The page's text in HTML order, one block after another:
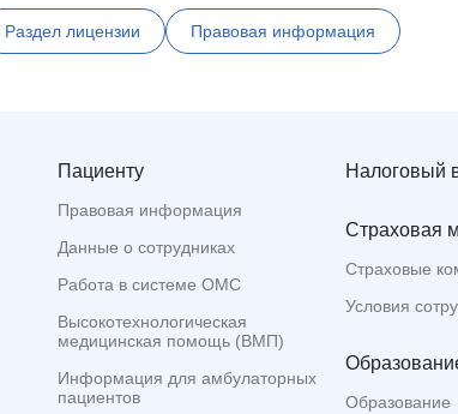
Раздел лицензии Правовая информация
Пациенту
Правовая информация
Данные о сотрудниках
Работа в системе ОМС
Высокотехнологическая
медицинская помощь (ВМП)
Информация для амбулаторных
пациентов
Налоговый
Страховая
Страховые
Условия
Образование